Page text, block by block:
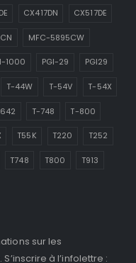
CX417DN CX517DE
MFC-5895CW
1000 PGI-29 PGI29
T-44W T-54V T-54X
T-748 T-800
T55K T220 T252
T748 T800 T913
sur les
à l’infolettre :